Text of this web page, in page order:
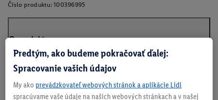
Číslo produktu: 100396995
O produkte
Predtým, ako budeme pokračovať ďalej:
Spracovanie vašich údajov
My ako prevádzkovateľ webových stránok a aplikácie Lidl
spracúvame vaše údaje na našich webových stránkach a v našej